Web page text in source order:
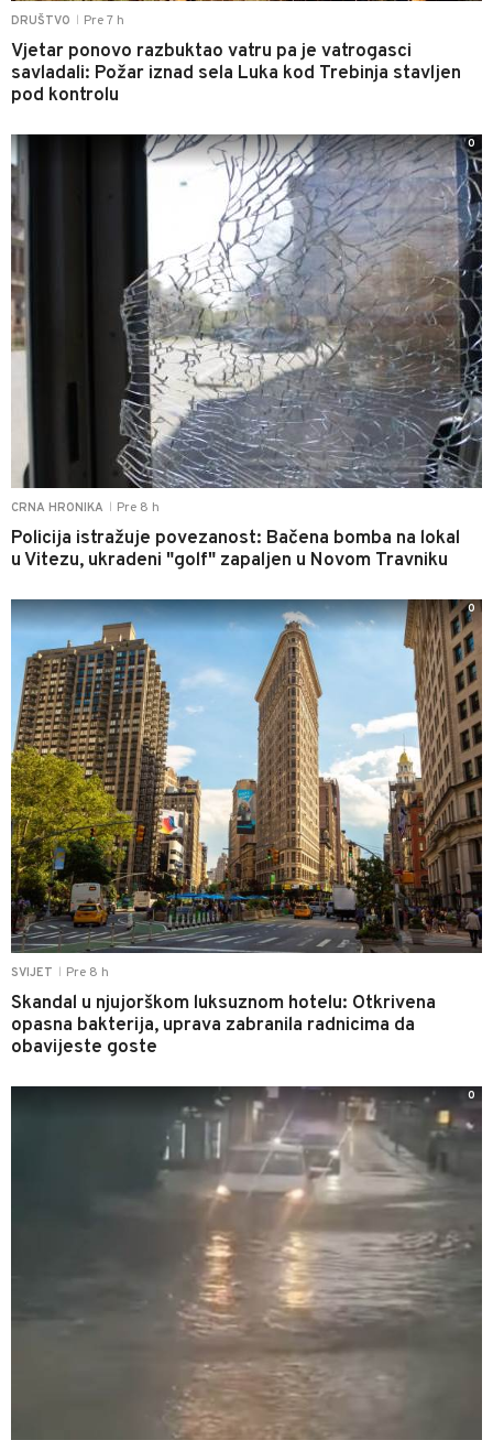
DRUŠTVO Pre 7 h
Vjetar ponovo razbuktao vatru pa je vatrogasci
savladali: Požar iznad sela Luka kod Trebinja stavljen
pod kontrolu
CRNA HRONIKA Pre 8 h
Policija istražuje povezanost: Bačena bomba na lokal
u Vitezu, ukradeni "golf" zapaljen u Novom Travniku
0
SVIJET Pre 8 h
Skandal u njujorškom luksuznom hotelu: Otkrivena
opasna bakterija, uprava zabranila radnicima da
obavijeste goste
0
0